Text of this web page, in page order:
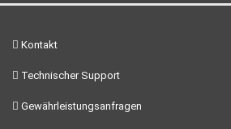
Kontakt
Technischer Support
Gewährleistungsanfragen